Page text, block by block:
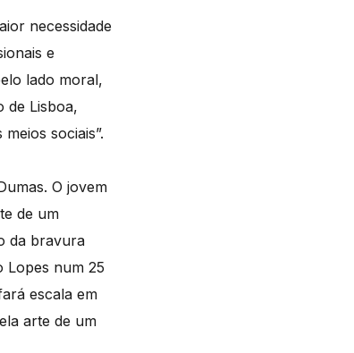
necessidade
e
lado moral,
de Lisboa,
sociais”.
O jovem
de um
da bravura
Lopes num 25
escala em
arte de um